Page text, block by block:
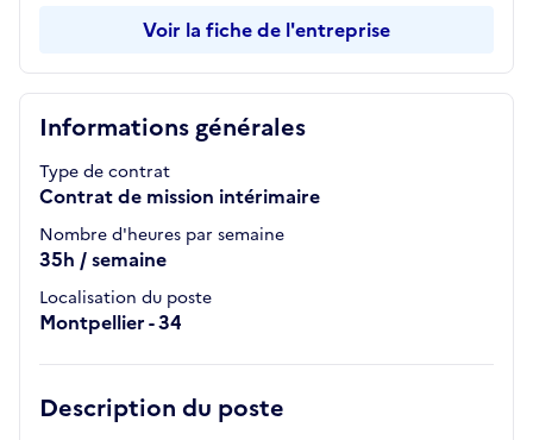
Informations générales
Type de contrat
Contrat de mission intérimaire
Nombre d'heures par semaine
35h / semaine
Localisation du poste
Montpellier - 34
Description du poste
Voir la fiche de l'entreprise